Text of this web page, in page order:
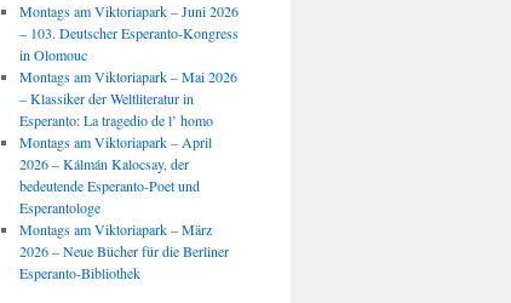
Montags am Viktoriapark – Juni 2026
– 103. Deutscher Esperanto-Kongress
in Olomouc
Montags am Viktoriapark – Mai 2026
– Klassiker der Weltliteratur in
Esperanto: La tragedio de l’ homo
Montags am Viktoriapark – April
2026 – Kálmán Kalocsay, der
bedeutende Esperanto-Poet und
Esperantologe
Montags am Viktoriapark – März
2026 – Neue Bücher für die Berliner
Esperanto-Bibliothek